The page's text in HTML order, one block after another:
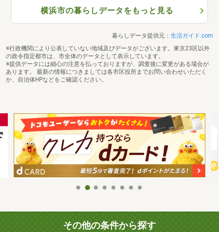
横浜市の暮らしデータをもっと見る
暮らしデータ提供元： 生活ガイド.com
※行政機関により公表していない地域及びデータがございます。東京23区以外
の政令指定都市は、市全体のデータとして表示しています。
※提供データには細心の注意を払っておりますが、調査後に変更がある場合が
あります。 最新の情報につきましては各市区役所までお問い合わせいただく
か、自治体HPなどをご確認ください。
その他の条件から探す